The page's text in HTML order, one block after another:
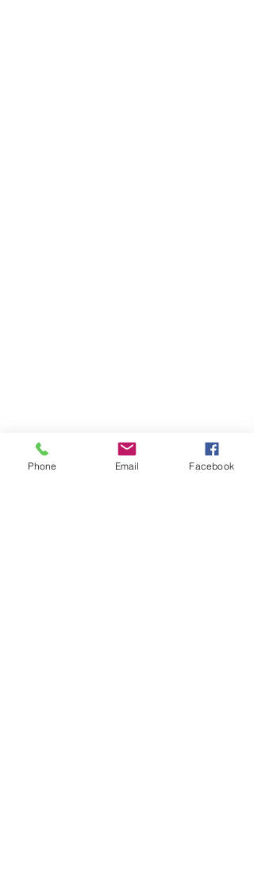
Phone Email Facebook